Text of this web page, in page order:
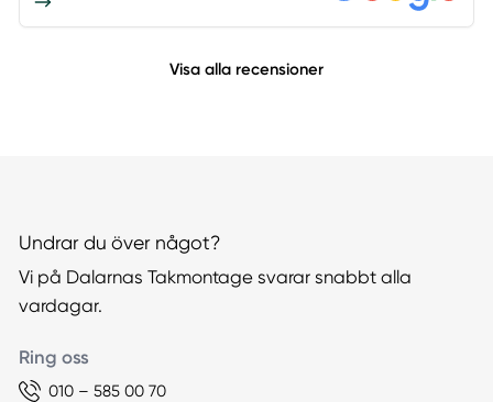
Visa alla recensioner
Undrar du över något?
Vi på Dalarnas Takmontage svarar snabbt alla
vardagar.
Ring oss
010 – 585 00 70